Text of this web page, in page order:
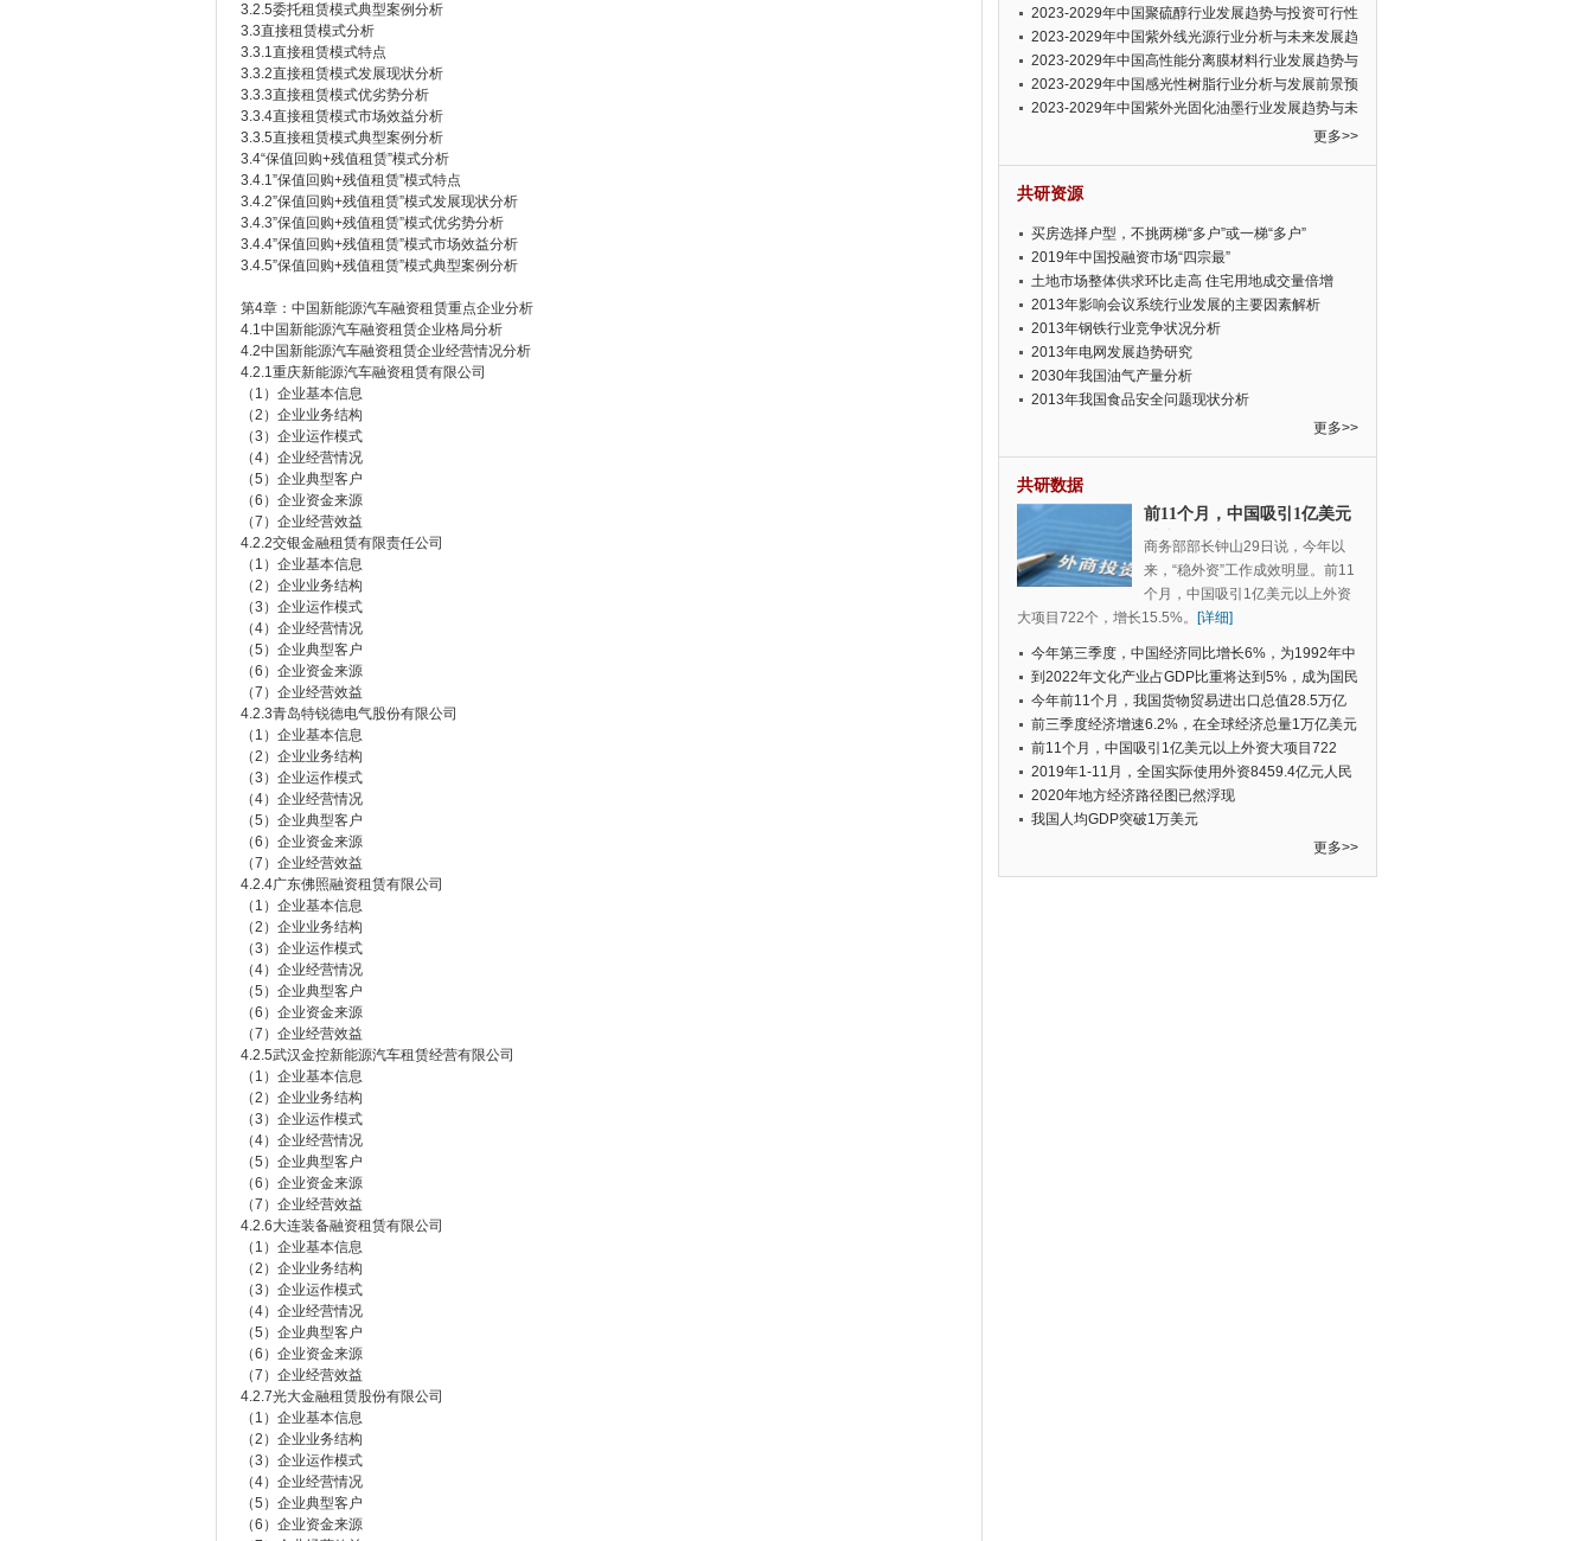
3.2.5委托租赁模式典型案例分析
3.3直接租赁模式分析
3.3.1直接租赁模式特点
3.3.2直接租赁模式发展现状分析
3.3.3直接租赁模式优劣势分析
3.3.4直接租赁模式市场效益分析
3.3.5直接租赁模式典型案例分析
3.4“保值回购+残值租赁”模式分析
3.4.1”保值回购+残值租赁”模式特点
3.4.2”保值回购+残值租赁”模式发展现状分析
3.4.3”保值回购+残值租赁”模式优劣势分析
3.4.4”保值回购+残值租赁”模式市场效益分析
3.4.5”保值回购+残值租赁”模式典型案例分析
第4章：中国新能源汽车融资租赁重点企业分析
4.1中国新能源汽车融资租赁企业格局分析
4.2中国新能源汽车融资租赁企业经营情况分析
4.2.1重庆新能源汽车融资租赁有限公司
（1）企业基本信息
（2）企业业务结构
（3）企业运作模式
（4）企业经营情况
（5）企业典型客户
（6）企业资金来源
（7）企业经营效益
4.2.2交银金融租赁有限责任公司
（1）企业基本信息
（2）企业业务结构
（3）企业运作模式
（4）企业经营情况
（5）企业典型客户
（6）企业资金来源
（7）企业经营效益
4.2.3青岛特锐德电气股份有限公司
（1）企业基本信息
（2）企业业务结构
（3）企业运作模式
（4）企业经营情况
（5）企业典型客户
（6）企业资金来源
（7）企业经营效益
4.2.4广东佛照融资租赁有限公司
（1）企业基本信息
（2）企业业务结构
（3）企业运作模式
（4）企业经营情况
（5）企业典型客户
（6）企业资金来源
（7）企业经营效益
4.2.5武汉金控新能源汽车租赁经营有限公司
（1）企业基本信息
（2）企业业务结构
（3）企业运作模式
（4）企业经营情况
（5）企业典型客户
（6）企业资金来源
（7）企业经营效益
4.2.6大连装备融资租赁有限公司
（1）企业基本信息
（2）企业业务结构
（3）企业运作模式
（4）企业经营情况
（5）企业典型客户
（6）企业资金来源
（7）企业经营效益
4.2.7光大金融租赁股份有限公司
（1）企业基本信息
（2）企业业务结构
（3）企业运作模式
（4）企业经营情况
（5）企业典型客户
（6）企业资金来源
析报告
2023-2029年中国聚硫醇行业发展趋势与投资可行性
报告
2023-2029年中国紫外线光源行业分析与未来发展趋
势报告
2023-2029年中国高性能分离膜材料行业发展趋势与
发展前景预测报告
2023-2029年中国感光性树脂行业分析与发展前景预
测报告
2023-2029年中国紫外光固化油墨行业发展趋势与未
更多>>
共研资源
买房选择户型，不挑两梯“多户”或一梯“多户”
2019年中国投融资市场“四宗最”
土地市场整体供求环比走高 住宅用地成交量倍增
2013年影响会议系统行业发展的主要因素解析
2013年钢铁行业竞争状况分析
2013年电网发展趋势研究
2030年我国油气产量分析
2013年我国食品安全问题现状分析
更多>>
共研数据
前11个月，中国吸引1亿美元
以上外资大项目722个，增长
15.5%
商务部部长钟山29日说，今年以
来，“稳外资”工作成效明显。前11
个月，中国吸引1亿美元以上外资
大项目722个，增长15.5%。 [详细]
今年第三季度，中国经济同比增长6%，为1992年中
国有季度数据以来的新低
到2022年文化产业占GDP比重将达到5%，成为国民
经济支柱产业
今年前11个月，我国货物贸易进出口总值28.5万亿
元人民币，比去年同期增长2.4%
前三季度经济增速6.2%，在全球经济总量1万亿美元
以上的经济体中增速最快
前11个月，中国吸引1亿美元以上外资大项目722
个，增长15.5%
2019年1-11月，全国实际使用外资8459.4亿元人民
币，同比增长6.0%
2020年地方经济路径图已然浮现
我国人均GDP突破1万美元
更多>>